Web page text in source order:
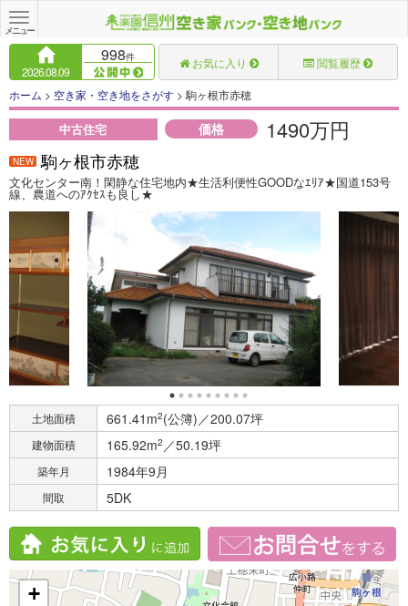
Toggle
navigation
メニュー
2026.08.09
998件 お気に入り 閲覧履歴
ホーム > 空き家・空き地をさがす > 駒ヶ根市赤穂
中古住宅 価格 1490万円
NEW 駒ヶ根市赤穂
文化センター南！閑静な住宅地内★生活利便性GOODなｴﾘｱ★国道153号
線、農道へのｱｸｾｽも良し★
土地面積 661.41m2(公簿)／200.07坪
建物面積 165.92m2 ／50.19坪
築年月 1984年9月
間取 5DK
+